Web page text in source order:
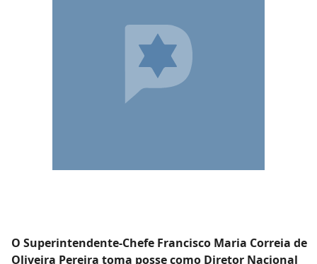
O Superintendente-Chefe Francisco Maria Correia de
Oliveira Pereira toma posse como Diretor Nacional